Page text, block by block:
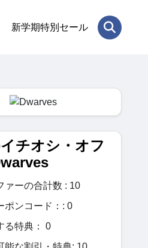
新学期特別セール
チオシ・オフ
ァーの合計数 : 10
ポンコード：: 0
る特典： 0